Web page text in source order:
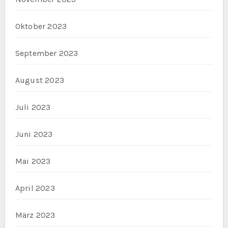
Oktober 2023
September 2023
August 2023
Juli 2023
Juni 2023
Mai 2023
April 2023
März 2023